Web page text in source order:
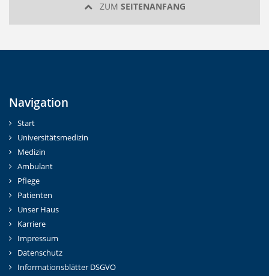
ZUM SEITENANFANG
Navigation
Start
Universitätsmedizin
Medizin
Ambulant
Pflege
Patienten
Unser Haus
Karriere
Impressum
Datenschutz
Informationsblätter DSGVO